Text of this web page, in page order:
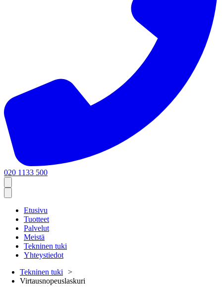
020 1133 500
Etusivu
Tuotteet
Palvelut
Meistä
Tekninen tuki
Yhteystiedot
Tekninen tuki
Virtausnopeuslaskuri